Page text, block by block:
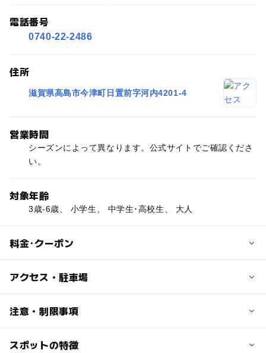
電話番号
0740-22-2486
住所
滋賀県高島市今津町日置前字河内4201-4
営業時間
シーズンによって異なります。公式サイトでご確認くださ
い。
対象年齢
3歳-6歳、 小学生、 中学生･高校生、 大人
料金･クーポン
子供の料金
大人の料金
アクセス・駐車場
交通アクセス
注意・制限事項
キッズパーク：あり
スポットの特徴